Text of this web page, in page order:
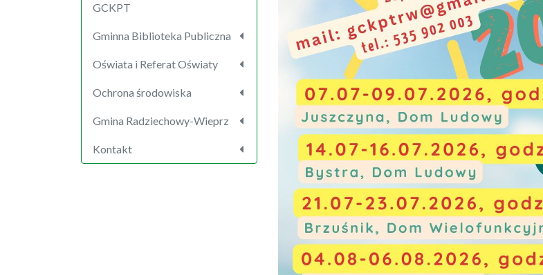
GCKPT
Gminna Biblioteka Publiczna
Oświata i Referat Oświaty
Ochrona środowiska
Gmina Radziechowy-Wieprz
Kontakt